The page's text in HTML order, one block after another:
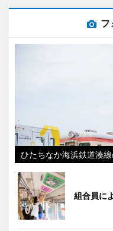
フ
ひたちなか海浜鉄道湊
組合員に